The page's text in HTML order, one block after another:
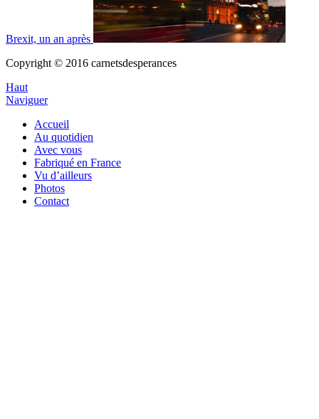
Brexit, un an après
Copyright © 2016 carnetsdesperances
Haut
Naviguer
Accueil
Au quotidien
Avec vous
Fabriqué en France
Vu d’ailleurs
Photos
Contact